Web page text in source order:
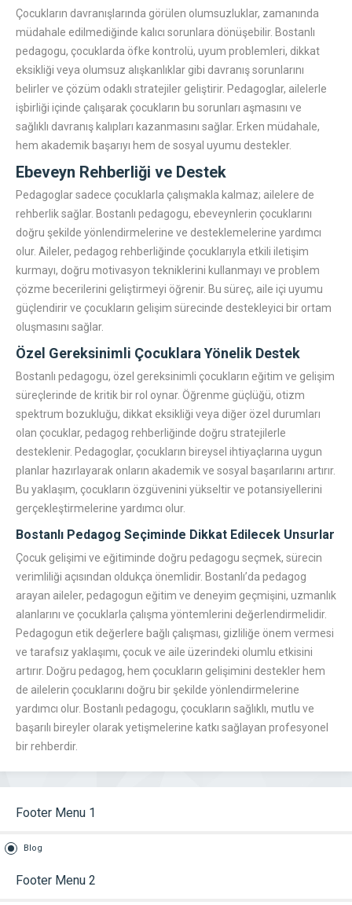
Çocukların davranışlarında görülen olumsuzluklar, zamanında
müdahale edilmediğinde kalıcı sorunlara dönüşebilir. Bostanlı
pedagogu, çocuklarda öfke kontrolü, uyum problemleri, dikkat
eksikliği veya olumsuz alışkanlıklar gibi davranış sorunlarını
belirler ve çözüm odaklı stratejiler geliştirir. Pedagoglar, ailelerle
işbirliği içinde çalışarak çocukların bu sorunları aşmasını ve
sağlıklı davranış kalıpları kazanmasını sağlar. Erken müdahale,
hem akademik başarıyı hem de sosyal uyumu destekler.
Ebeveyn Rehberliği ve Destek
Pedagoglar sadece çocuklarla çalışmakla kalmaz; ailelere de
rehberlik sağlar. Bostanlı pedagogu, ebeveynlerin çocuklarını
doğru şekilde yönlendirmelerine ve desteklemelerine yardımcı
olur. Aileler, pedagog rehberliğinde çocuklarıyla etkili iletişim
kurmayı, doğru motivasyon tekniklerini kullanmayı ve problem
çözme becerilerini geliştirmeyi öğrenir. Bu süreç, aile içi uyumu
güçlendirir ve çocukların gelişim sürecinde destekleyici bir ortam
oluşmasını sağlar.
Özel Gereksinimli Çocuklara Yönelik Destek
Bostanlı pedagogu, özel gereksinimli çocukların eğitim ve gelişim
süreçlerinde de kritik bir rol oynar. Öğrenme güçlüğü, otizm
spektrum bozukluğu, dikkat eksikliği veya diğer özel durumları
olan çocuklar, pedagog rehberliğinde doğru stratejilerle
desteklenir. Pedagoglar, çocukların bireysel ihtiyaçlarına uygun
planlar hazırlayarak onların akademik ve sosyal başarılarını artırır.
Bu yaklaşım, çocukların özgüvenini yükseltir ve potansiyellerini
gerçekleştirmelerine yardımcı olur.
Bostanlı Pedagog Seçiminde Dikkat Edilecek Unsurlar
Çocuk gelişimi ve eğitiminde doğru pedagogu seçmek, sürecin
verimliliği açısından oldukça önemlidir. Bostanlı’da pedagog
arayan aileler, pedagogun eğitim ve deneyim geçmişini, uzmanlık
alanlarını ve çocuklarla çalışma yöntemlerini değerlendirmelidir.
Pedagogun etik değerlere bağlı çalışması, gizliliğe önem vermesi
ve tarafsız yaklaşımı, çocuk ve aile üzerindeki olumlu etkisini
artırır. Doğru pedagog, hem çocukların gelişimini destekler hem
de ailelerin çocuklarını doğru bir şekilde yönlendirmelerine
yardımcı olur. Bostanlı pedagogu, çocukların sağlıklı, mutlu ve
başarılı bireyler olarak yetişmelerine katkı sağlayan profesyonel
bir rehberdir.
Footer Menu 1
Blog
Footer Menu 2